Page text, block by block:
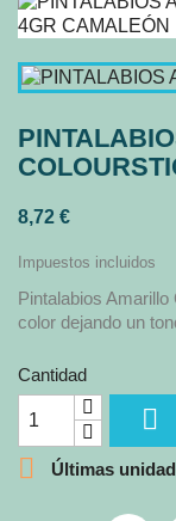
8,72 €
Impuestos incluidos
Pintalabios
color dejando un
Cantidad

 Últimas